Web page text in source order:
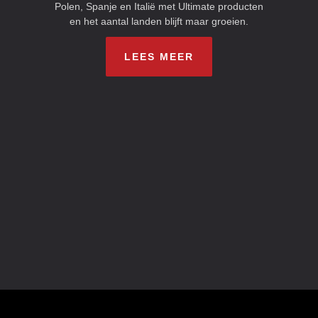
Polen, Spanje en Italië met Ultimate producten
en het aantal landen blijft maar groeien.
LEES MEER